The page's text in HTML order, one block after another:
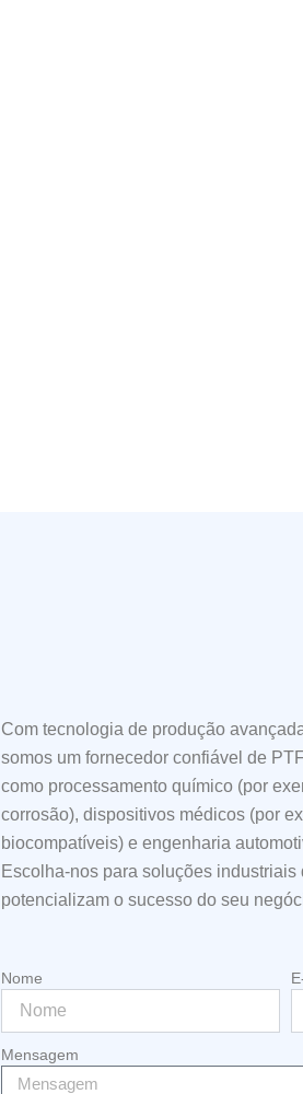
Com tecnologia de produção
somos um fornecedor confiável de
como processamento químico (por
corrosão), dispositivos médicos (por
biocompatíveis) e engenharia
Escolha-nos para soluções
potencializam o sucesso do seu
Nome
Mensagem